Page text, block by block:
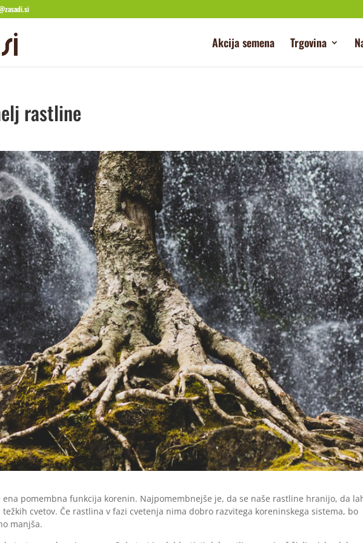
Akcija semena Trgovina
rastline
ena pomembna funkcija korenin. Najpomembnejše je, da se naše rastline hranijo, da
cvetov. Če rastlina v fazi cvetenja nima dobro razvitega koreninskega sistema, bo
manjša.